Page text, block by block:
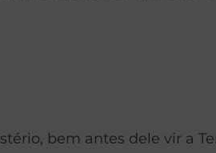
bem antes dele vir a